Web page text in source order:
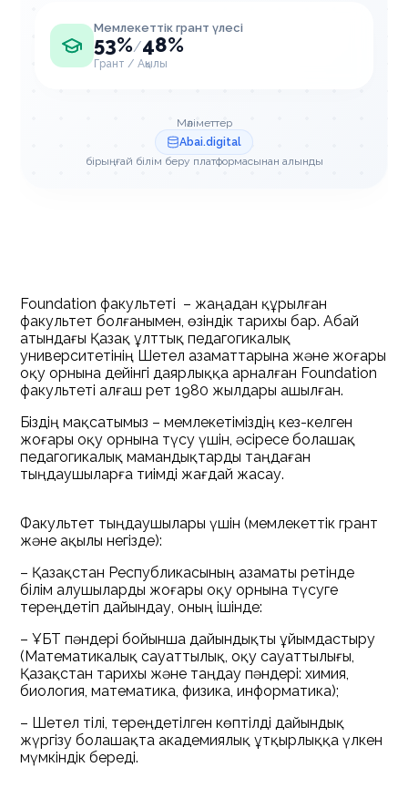
Мемлекеттік грант үлесі
53%/48%
Грант / Ақылы
Мәліметтер
Abai.digital
бірыңғай білім беру платформасынан алынды
Foundation факультеті – жаңадан құрылған
факультет болғанымен, өзіндік тарихы бар. Абай
атындағы Қазақ ұлттық педагогикалық
университетінің Шетел азаматтарына және жоғары
оқу орнына дейінгі даярлыққа арналған Foundation
факультеті алғаш рет 1980 жылдары ашылған.
Біздің мақсатымыз – мемлекетіміздің кез-келген
жоғары оқу орнына түсу үшін, әсіресе болашақ
педагогикалық мамандықтарды таңдаған
тыңдаушыларға тиімді жағдай жасау.
Факультет тыңдаушылары үшін (мемлекеттік грант
және ақылы негізде):
– Қазақстан Республикасының азаматы ретінде
білім алушыларды жоғары оқу орнына түсуге
тереңдетіп дайындау, оның ішінде:
– ҰБТ пәндері бойынша дайындықты ұйымдастыру
(Математикалық сауаттылық, оқу сауаттылығы,
Қазақстан тарихы және таңдау пәндері: химия,
биология, математика, физика, информатика);
– Шетел тілі, тереңдетілген көптілді дайындық
жүргізу болашақта академиялық ұтқырлыққа үлкен
мүмкіндік береді.